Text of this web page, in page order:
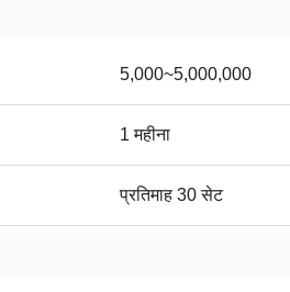
5,000~5,000,000
1 महीना
प्रतिमाह 30 सेट